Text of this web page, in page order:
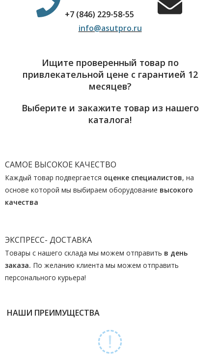
+7 (846) 229-58-55
info@asutpro.ru
Ищите проверенный товар по
привлекательной цене с гарантией 12
месяцев?
Выберите и закажите товар из нашего
каталога!
САМОЕ ВЫСОКОЕ КАЧЕСТВО
Каждый товар подвергается оценке специалистов, на
основе которой мы выбираем оборудование высокого
качества
ЭКСПРЕСС- ДОСТАВКА
Товары с нашего склада мы можем отправить в день
заказа. По желанию клиента мы можем отправить
персонального курьера!
НАШИ ПРЕИМУЩЕСТВА